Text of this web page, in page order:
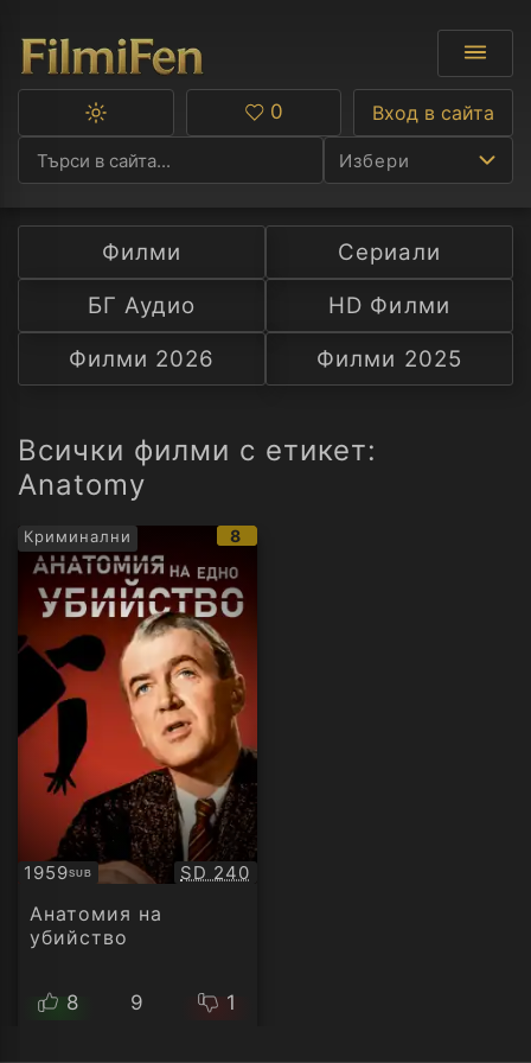
Избери
Ф
С
А
Превключване
тъмна
тема
Любими
0 Вход в сайта
Филми
Сериали
БГ Аудио
HD Филми
Филми 2026
Филми 2025
Всички филми с етикет:
Anatomy
Криминални
IMDb
8
1959SUB
Субтитри Качество:
SD 240
Анатомия на
убийство
8 9 1